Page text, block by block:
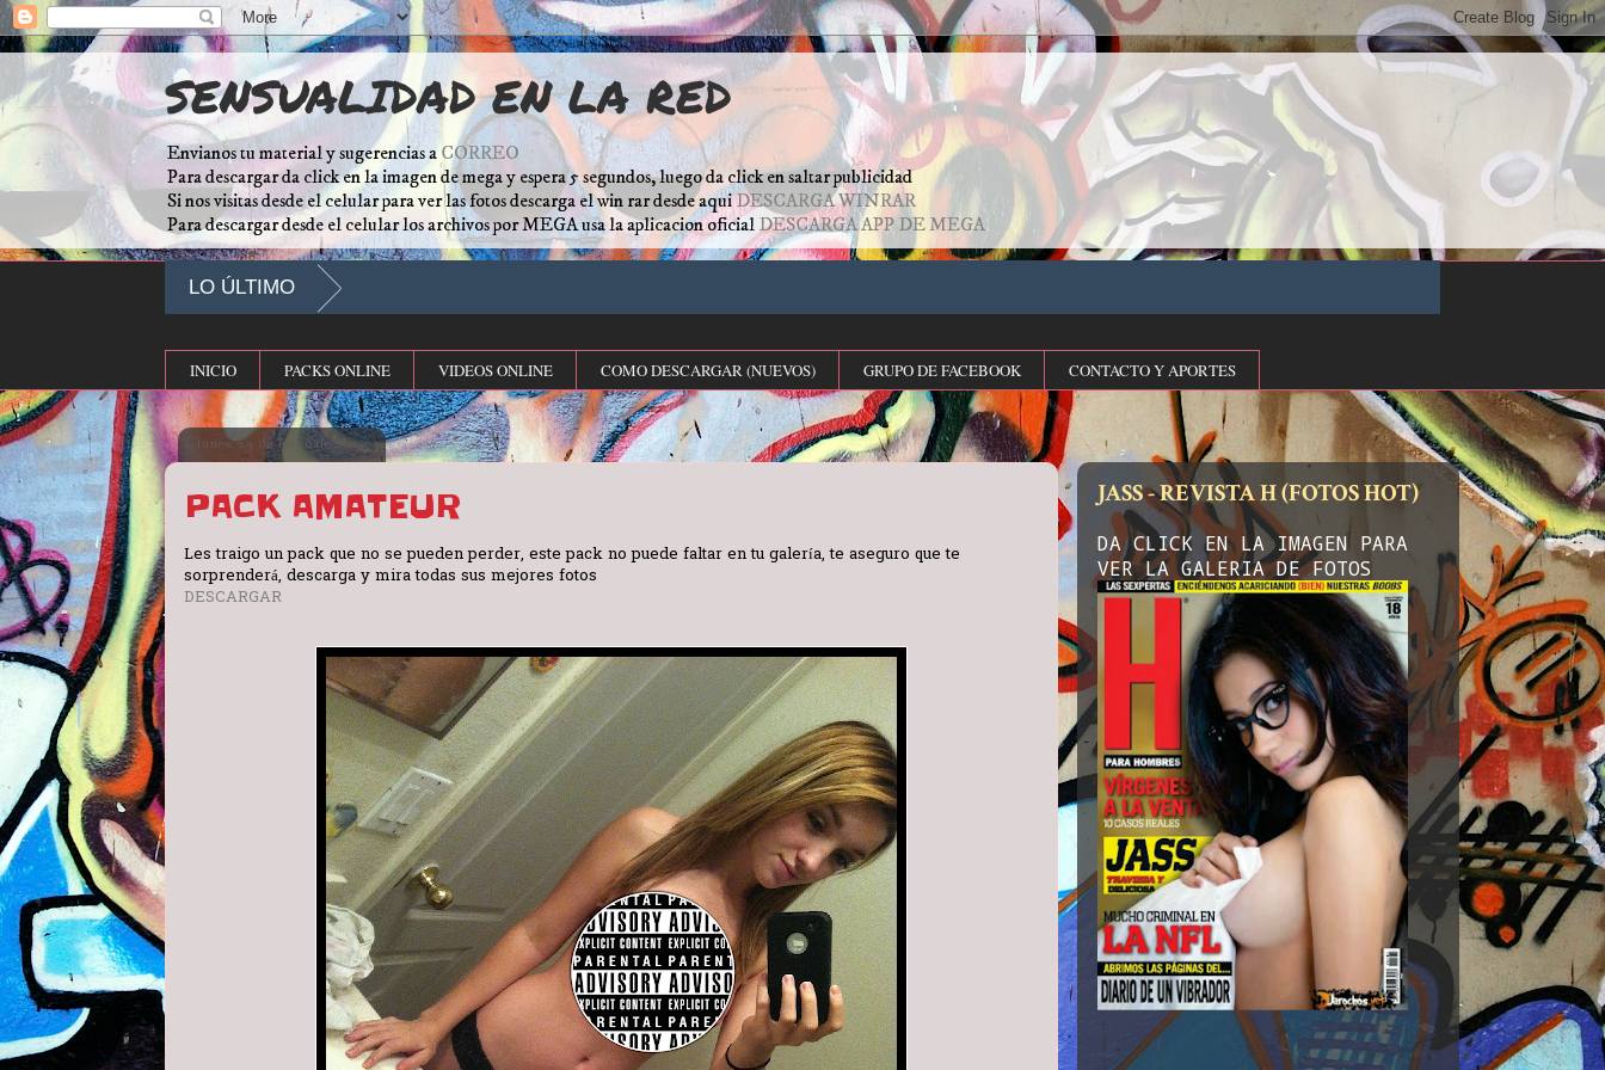
SENSUALIDAD EN LA RED
Envianos tu material y sugerencias a CORREO
Para descargar da click en la imagen de mega y espera 5 segundos, luego da click en saltar publicidad
Si nos visitas desde el celular para ver las fotos descarga el win rar desde aquiDESCARGA WINRAR
Para descargar desde el celular los archivos por MEGA usa la aplicacion oficial DESCARGA APP DE MEGA
LO ÚLTIMO
INICIO PACKS ONLINE VIDEOS ONLINE COMO DESCARGAR (NUEVOS) GRUPO DE FACEBOOK CONTACTO Y APORTES
lunes, 23 de mayo de 2016
PACK AMATEUR
Les traigo un pack que no se pueden perder, este pack no puede faltar en tu galería, te aseguro que te
sorprenderá, descarga y mira todas sus mejores fotos
DESCARGAR
JASS - REVISTA H (FOTOS HOT)
DA CLICK EN LA IMAGEN PARA
VER LA GALERIA DE FOTOS